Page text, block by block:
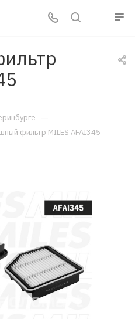
—
фильтр MILES AFAI345